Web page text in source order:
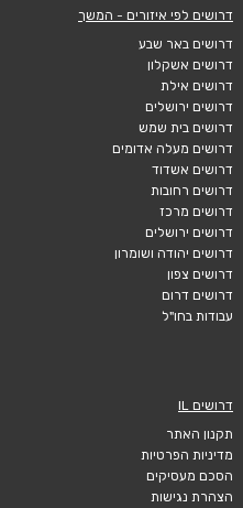
דרושים לפי איזורים - המשך
דרושים באר שבע
דרושים אשקלון
דרושים אילת
דרושים ירושלים
דרושים בית שמש
דרושים מעלה אדומים
דרושים אשדוד
דרושים רחובות
דרושים מרכז
דרושים ירושלים
דרושים יהודה ושומרון
דרושים צפון
דרושים דרום
עבודות בחו"ל
דרושים IL
תקנון האתר
מדיניות הפרטיות
הסכם מעסיקים
הצהרת נגישות